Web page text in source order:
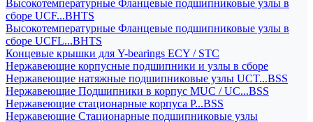
Высокотемпературные Фланцевые подшипниковые узлы в
сборе UCF...BHTS
Высокотемпературные Фланцевые подшипниковые узлы в
сборе UCFL...BHTS
Концевые крышки для Y-bearings ECY / STC
Нержавеющие корпусные подшипники и узлы в сборе
Нержавеющие натяжные подшипниковые узлы UCT...BSS
Нержавеющие Подшипники в корпус MUC / UC...BSS
Нержавеющие стационарные корпуса P...BSS
Нержавеющие Стационарные подшипниковые узлы